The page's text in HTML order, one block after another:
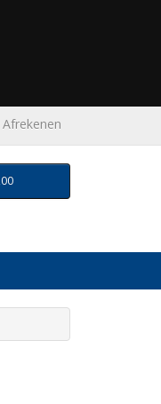
Afrekenen